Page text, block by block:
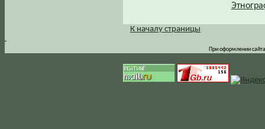
.
К началу страницы
При оформлении